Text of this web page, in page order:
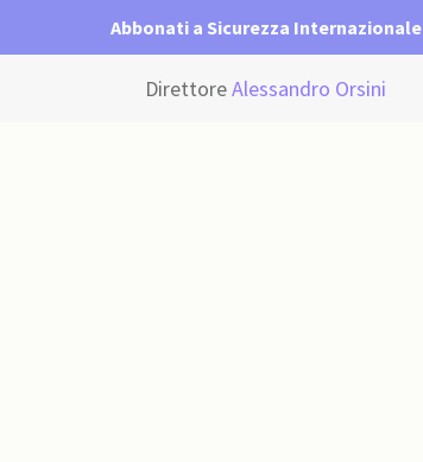
Abbonati a Sicurezza Internazionale
DirettoreAlessandro Orsini